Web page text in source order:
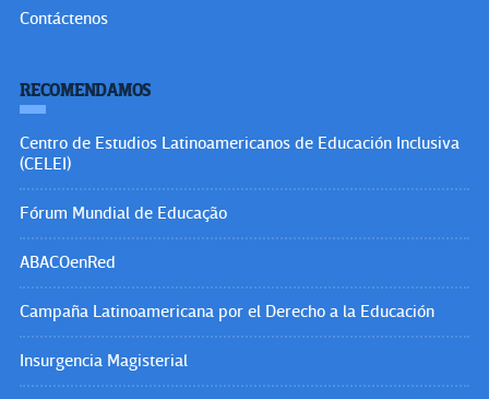
Contáctenos
RECOMENDAMOS
Centro de Estudios Latinoamericanos de Educación Inclusiva
(CELEI)
Fórum Mundial de Educação
ABACOenRed
Campaña Latinoamericana por el Derecho a la Educación
Insurgencia Magisterial